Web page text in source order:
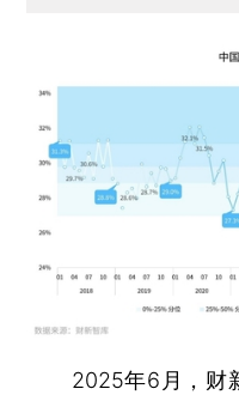
2025年6月，财新